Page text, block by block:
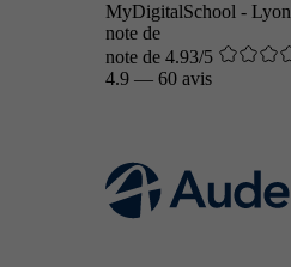
MyDigitalSchool - Lyon
note de
note de 4.93/5
4.9 — 60 avis